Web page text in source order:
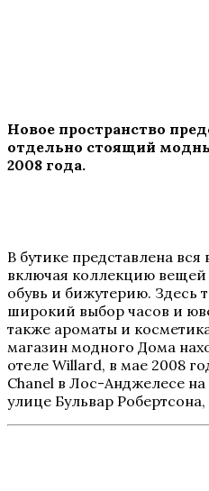
Новое пространство
отдельно стоящий
2008 года.
В бутике представлена вся
включая коллекцию вещей
обувь и бижутерию. Здесь
широкий выбор часов и
также ароматы и
магазин модного Дома
отеле Willard, в мае 2008
Chanel в Лос-Анджелесе
улице Бульвар